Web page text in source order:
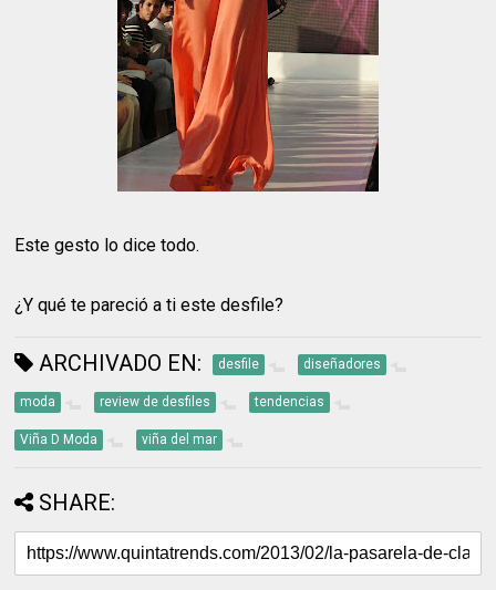
Este gesto lo dice todo.
¿Y qué te pareció a ti este desfile?
ARCHIVADO EN: desfile diseñadores
moda review de desfiles tendencias
Viña D Moda viña del mar
SHARE: